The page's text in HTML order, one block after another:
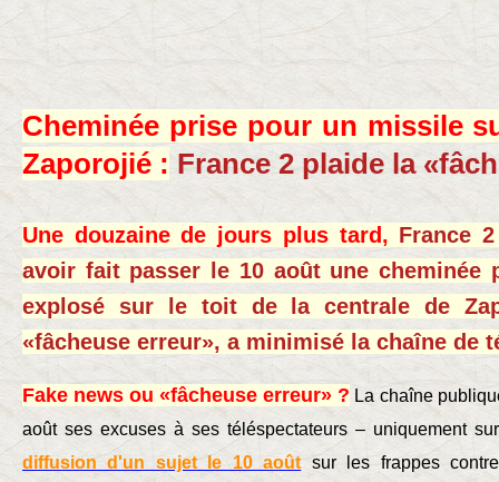
Cheminée prise pour un missile
Zaporojié : France 2 plaide la
Une douzaine de jours plus tard, France
avoir fait passer le 10 août une cheminée
explosé sur le toit de la centrale de
«fâcheuse erreur», a minimisé la chaîne de
Fake news ou «fâcheuse erreur» ? La chaîne
août ses excuses à ses téléspectateurs – uniquement
diffusion d'un sujet le 10 aoûtsur les frappes